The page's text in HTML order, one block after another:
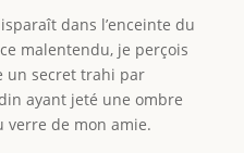
dans l’enceinte du
malentendu, je perçois
un secret trahi par
ayant jeté une ombre
verre de mon amie.